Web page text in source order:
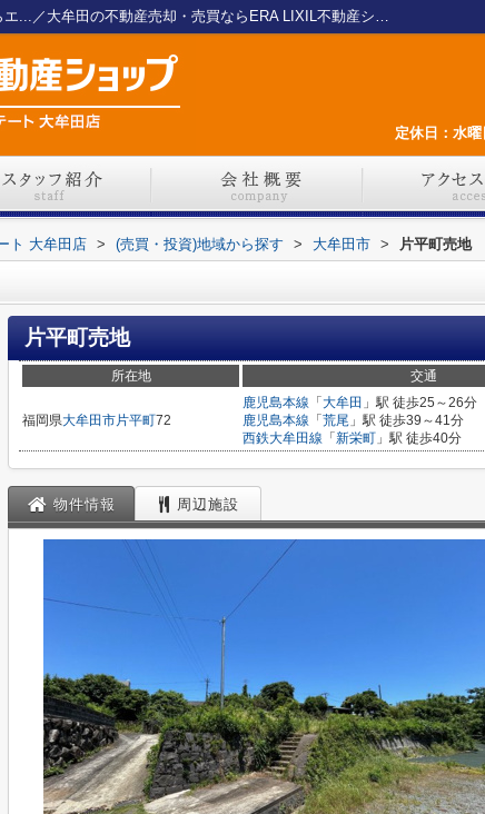
片平町売地 【LIXIL不動産ショップ さくらエ...／大牟田の不動産売却・売買ならERA LIXIL不動産ショップ さくらエステート 大牟田店
定休日：水
ト 大牟田店 > (売買・投資)地域から探す > 大牟田市 > 片平町売地
片平町売地
所在地 交通
福岡県大牟田市片平町72
鹿児島本線 「 大牟田 」駅 徒歩25～26分
鹿児島本線 「 荒尾 」駅 徒歩39～41分
西鉄大牟田線 「 新栄町 」駅 徒歩40分
物件情報 周辺施設